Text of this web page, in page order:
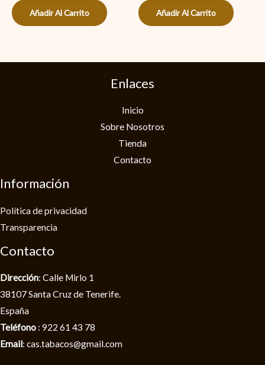
Añadir Al Carrito Añadir Al Carrito
Enlaces
Inicio
Sobre Nosotros
Tienda
Contacto
Información
Política de privacidad​
Transparencia
Contacto
Dirección: Calle Mirlo 1
38107 Santa Cruz de Tenerife.
España
Teléfono : 922 61 43 78
Email: cas.tabacos@gmail.com